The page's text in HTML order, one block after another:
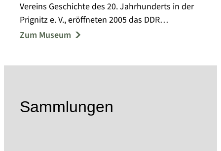
Vereins Geschichte des 20. Jahrhunderts in der
Prignitz e. V., eröffneten 2005 das DDR
Geschichtsmuseum und
gemacht wurden. Die aktuellen politischen
Vorgänge in Deutschland veranlassten Verein
Zum Museum
Sammlungen